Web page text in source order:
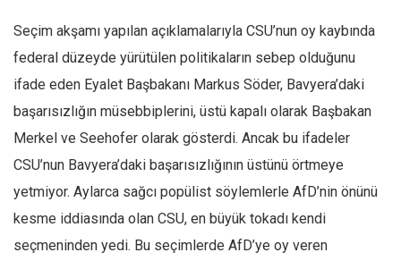
Seçim akşamı yapılan açıklamalarıyla CSU’nun oy kaybında
federal düzeyde yürütülen politikaların sebep olduğunu
ifade eden Eyalet Başbakanı Markus Söder, Bavyera’daki
başarısızlığın müsebbiplerini, üstü kapalı olarak Başbakan
Merkel ve Seehofer olarak gösterdi. Ancak bu ifadeler
CSU’nun Bavyera’daki başarısızlığının üstünü örtmeye
yetmiyor. Aylarca sağcı popülist söylemlerle AfD’nin önünü
kesme iddiasında olan CSU, en büyük tokadı kendi
seçmeninden yedi. Bu seçimlerde AfD’ye oy veren